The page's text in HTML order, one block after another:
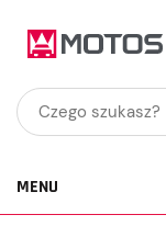
MENU